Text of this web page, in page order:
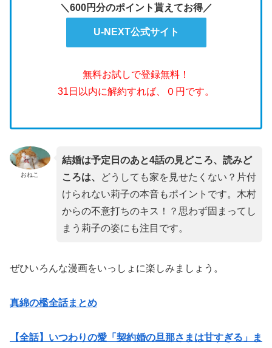
＼600円分のポイント貰えてお得／
U-NEXT公式サイト
無料お試しで登録無料！
31日以内に解約すれば、０円です。
おねこ
結婚は予定日のあと4話の見どころ、読みど
ころは、
どうしても家を見せたくない？片付
けられない莉子の本音もポイントです。木村
からの不意打ちのキス！？思わず固まってし
まう莉子の姿にも注目です。
ぜひいろんな漫画をいっしょに楽しみましょう。
真綿の檻全話まとめ
【全話】いつわりの愛「契約婚の旦那さまは甘すぎる」ま